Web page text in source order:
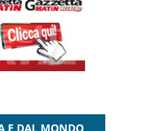
E DAL MONDO